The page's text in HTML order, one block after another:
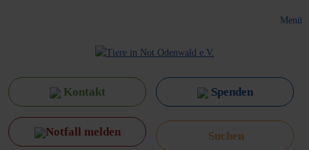
Menü
Kontakt Spenden
Notfall melden